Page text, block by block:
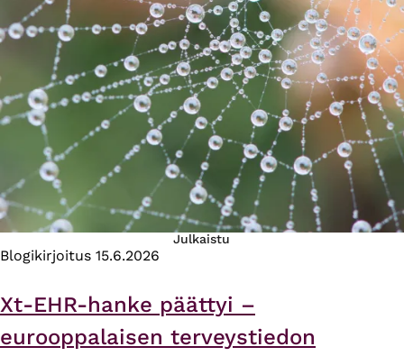
Julkaistu
Blogikirjoitus 15.6.2026
Xt-EHR-hanke päättyi –
eurooppalaisen terveystiedon